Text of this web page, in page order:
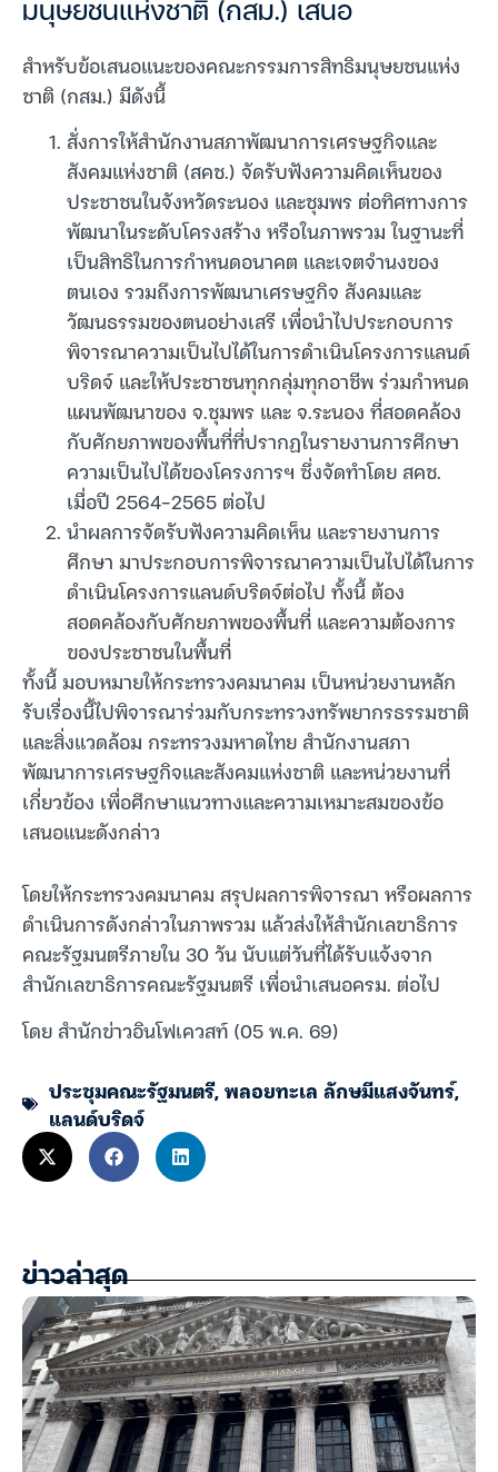
มนุษยชนแห่งชาติ (กสม.) เสนอ
สำหรับข้อเสนอแนะของคณะกรรมการสิทธิมนุษยชนแห่ง
ชาติ (กสม.) มีดังนี้
สั่งการให้สำนักงานสภาพัฒนาการเศรษฐกิจและ
สังคมแห่งชาติ (สคช.) จัดรับฟังความคิดเห็นของ
ประชาชนในจังหวัดระนอง และชุมพร ต่อทิศทางการ
พัฒนาในระดับโครงสร้าง หรือในภาพรวม ในฐานะที่
เป็นสิทธิในการกำหนดอนาคต และเจตจำนงของ
ตนเอง รวมถึงการพัฒนาเศรษฐกิจ สังคมและ
วัฒนธรรมของตนอย่างเสรี เพื่อนำไปประกอบการ
พิจารณาความเป็นไปได้ในการดำเนินโครงการแลนด์
บริดจ์ และให้ประชาชนทุกกลุ่มทุกอาชีพ ร่วมกำหนด
แผนพัฒนาของ จ.ชุมพร และ จ.ระนอง ที่สอดคล้อง
กับศักยภาพของพื้นที่ที่ปรากฏในรายงานการศึกษา
ความเป็นไปได้ของโครงการฯ ซึ่งจัดทำโดย สคช.
เมื่อปี 2564-2565 ต่อไป
นำผลการจัดรับฟังความคิดเห็น และรายงานการ
ศึกษา มาประกอบการพิจารณาความเป็นไปได้ในการ
ดำเนินโครงการแลนด์บริดจ์ต่อไป ทั้งนี้ ต้อง
สอดคล้องกับศักยภาพของพื้นที่ และความต้องการ
ของประชาชนในพื้นที่
ทั้งนี้ มอบหมายให้กระทรวงคมนาคม เป็นหน่วยงานหลัก
รับเรื่องนี้ไปพิจารณาร่วมกับกระทรวงทรัพยากรธรรมชาติ
และสิ่งแวดล้อม กระทรวงมหาดไทย สำนักงานสภา
พัฒนาการเศรษฐกิจและสังคมแห่งชาติ และหน่วยงานที่
เกี่ยวข้อง เพื่อศึกษาแนวทางและความเหมาะสมของข้อ
เสนอแนะดังกล่าว
โดยให้กระทรวงคมนาคม สรุปผลการพิจารณา หรือผลการ
ดำเนินการดังกล่าวในภาพรวม แล้วส่งให้สำนักเลขาธิการ
คณะรัฐมนตรีภายใน 30 วัน นับแต่วันที่ได้รับแจ้งจาก
สำนักเลขาธิการคณะรัฐมนตรี เพื่อนำเสนอครม. ต่อไป
โดย สำนักข่าวอินโฟเควสท์ (05 พ.ค. 69)
ประชุมคณะรัฐมนตรี,พลอยทะเล ลักษมีแสงจันทร์,
แลนด์บริดจ์
ข่าวล่าสุด